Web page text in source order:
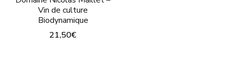
Vin de culture
Biodynamique
21,50€